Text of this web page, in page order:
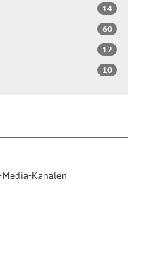
14
60
12
10
Kanälen